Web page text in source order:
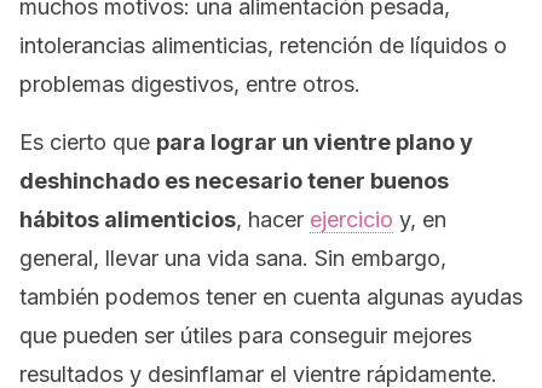
muchos motivos: una alimentación pesada,
intolerancias alimenticias, retención de líquidos o
problemas digestivos, entre otros.
Es cierto que para lograr un vientre plano y
deshinchado es necesario tener buenos
hábitos alimenticios, hacer ejercicio y, en
general, llevar una vida sana. Sin embargo,
también podemos tener en cuenta algunas ayudas
que pueden ser útiles para conseguir mejores
resultados y desinflamar el vientre rápidamente.